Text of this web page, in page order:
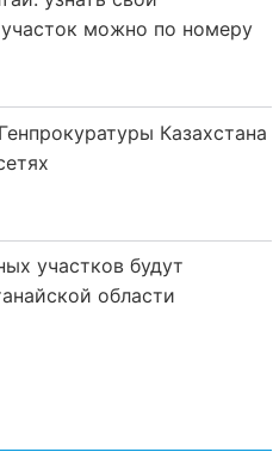
можно по номеру
Казахстана
участков будут
области